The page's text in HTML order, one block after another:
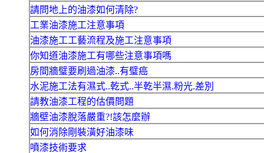
請問地上的油漆如何清除?
工業油漆施工注意事項
油漆施工工藝流程及施工注意事項
你知道油漆施工有哪些注意事項嗎
房間牆璧要刷過油漆..有璧癌
水泥施工法有濕式..乾式..半乾半濕.粉光.差別
請教油漆工程的估價問題
牆壁油漆脫落嚴重?!該怎麼辦
如何消除剛裝潢好油漆味
噴漆技術要求